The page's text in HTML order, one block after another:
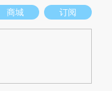
新观点和立场。推荐点击链接
商城 订阅